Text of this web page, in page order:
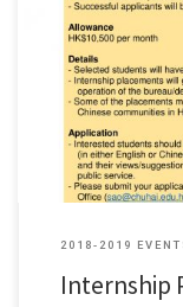
NEC internship
2018-2019
Internship